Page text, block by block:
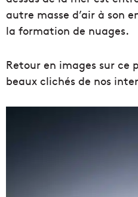
autre masse d’air à son
la formation de nuages.
Retour en images sur ce
beaux clichés de nos